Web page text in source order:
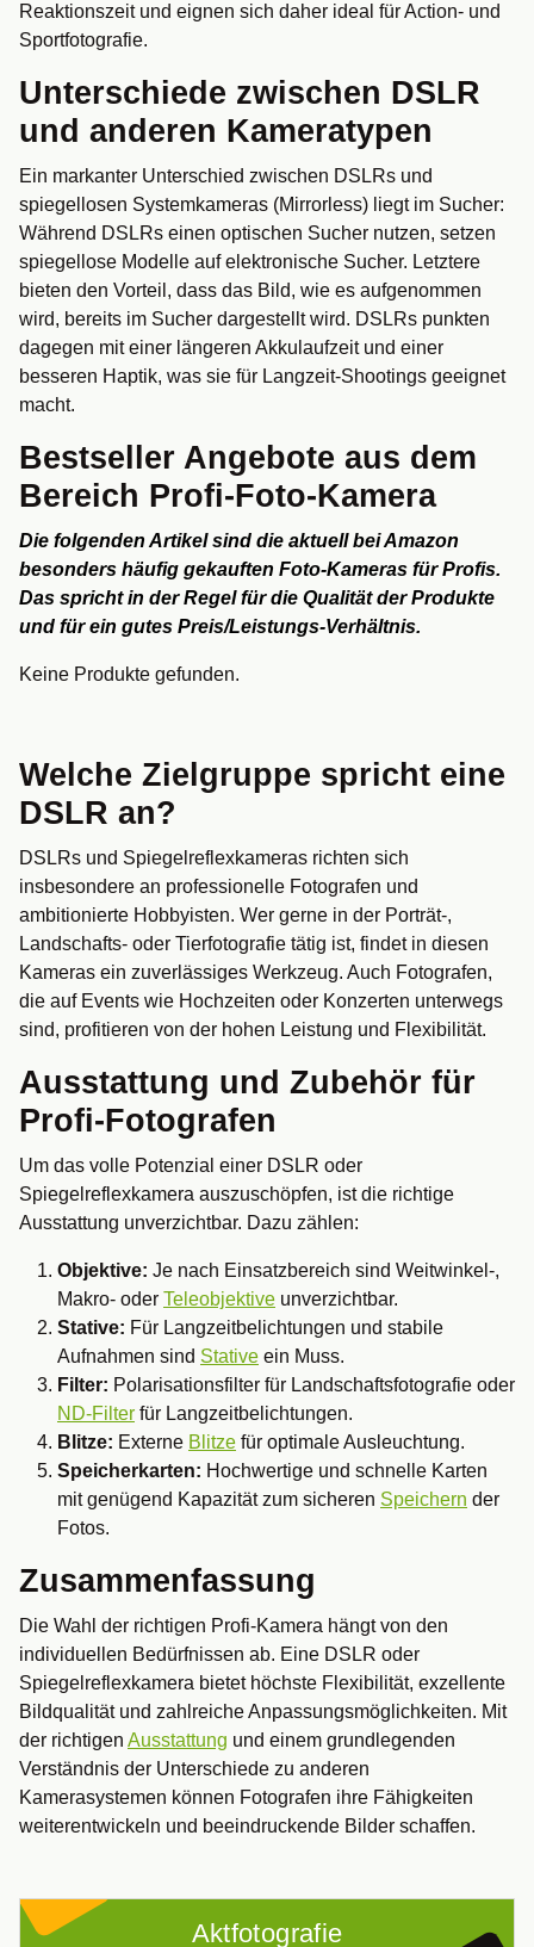
Reaktionszeit und eignen sich daher ideal für Action- und
Sportfotografie.
Unterschiede zwischen DSLR
und anderen Kameratypen
Ein markanter Unterschied zwischen DSLRs und
spiegellosen Systemkameras (Mirrorless) liegt im Sucher:
Während DSLRs einen optischen Sucher nutzen, setzen
spiegellose Modelle auf elektronische Sucher. Letztere
bieten den Vorteil, dass das Bild, wie es aufgenommen
wird, bereits im Sucher dargestellt wird. DSLRs punkten
dagegen mit einer längeren Akkulaufzeit und einer
besseren Haptik, was sie für Langzeit-Shootings geeignet
macht.
Bestseller Angebote aus dem
Bereich Profi-Foto-Kamera
Die folgenden Artikel sind die aktuell bei Amazon
besonders häufig gekauften Foto-Kameras für Profis.
Das spricht in der Regel für die Qualität der Produkte
und für ein gutes Preis/Leistungs-Verhältnis.
Keine Produkte gefunden.
Welche Zielgruppe spricht eine
DSLR an?
DSLRs und Spiegelreflexkameras richten sich
insbesondere an professionelle Fotografen und
ambitionierte Hobbyisten. Wer gerne in der Porträt-,
Landschafts- oder Tierfotografie tätig ist, findet in diesen
Kameras ein zuverlässiges Werkzeug. Auch Fotografen,
die auf Events wie Hochzeiten oder Konzerten unterwegs
sind, profitieren von der hohen Leistung und Flexibilität.
Ausstattung und Zubehör für
Profi-Fotografen
Um das volle Potenzial einer DSLR oder
Spiegelreflexkamera auszuschöpfen, ist die richtige
Ausstattung unverzichtbar. Dazu zählen:
Objektive: Je nach Einsatzbereich sind Weitwinkel-,
Makro- oder Teleobjektive unverzichtbar.
Stative: Für Langzeitbelichtungen und stabile
Aufnahmen sind Stative ein Muss.
Filter: Polarisationsfilter für Landschaftsfotografie oder
ND-Filter für Langzeitbelichtungen.
Blitze: Externe Blitze für optimale Ausleuchtung.
Speicherkarten: Hochwertige und schnelle Karten
mit genügend Kapazität zum sicheren Speichern der
Fotos.
Zusammenfassung
Die Wahl der richtigen Profi-Kamera hängt von den
individuellen Bedürfnissen ab. Eine DSLR oder
Spiegelreflexkamera bietet höchste Flexibilität, exzellente
Bildqualität und zahlreiche Anpassungsmöglichkeiten. Mit
der richtigen Ausstattung und einem grundlegenden
Verständnis der Unterschiede zu anderen
Kamerasystemen können Fotografen ihre Fähigkeiten
weiterentwickeln und beeindruckende Bilder schaffen.
Aktfotografie